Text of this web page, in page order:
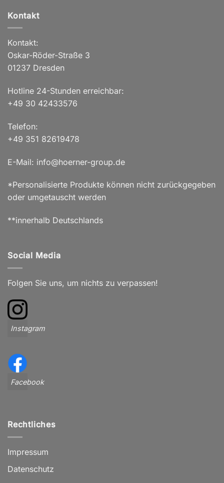
Kontakt
Kontakt:
Oskar-Röder-Straße 3
01237 Dresden
Hotline 24-Stunden erreichbar:
+49 30 42433576
Telefon:
+49 351 82619478
E-Mail: info@hoerner-group.de
*Personalisierte Produkte können nicht zurückgegeben
oder umgetauscht werden
**innerhalb Deutschlands
Social Media
Folgen Sie uns, um nichts zu verpassen!
Instagram
Facebook
Rechtliches
Impressum
Datenschutz